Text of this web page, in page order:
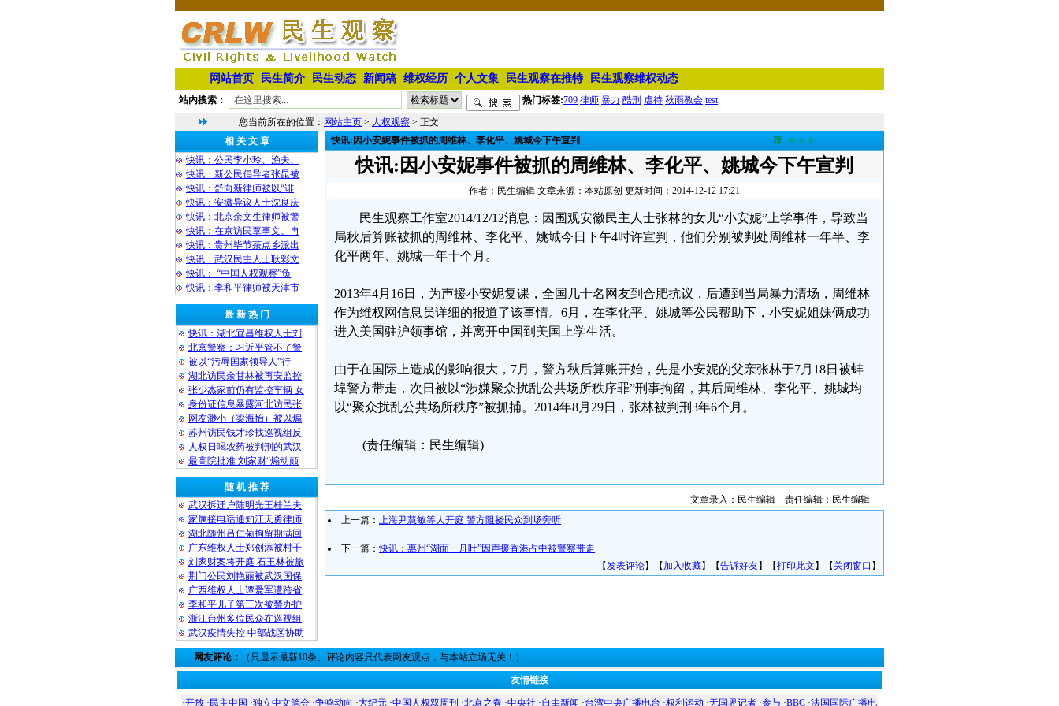
网站首页 民生简介 民生动态 新闻稿 维权经历 个人文集 民生观察在推特 民生观察维权动态
站内搜索： 热门标签:709 律师 暴力 酷刑 虐待 秋雨教会 test
您当前所在的位置： 网站主页 > 人权观察 > 正文
相 关 文 章
快讯：公民李小玲、渔夫、
快讯：新公民倡导者张昆被
快讯：舒向新律师被以“诽
快讯：安徽异议人士沈良庆
快讯：北京余文生律师被警
快讯：在京访民覃事文、冉
快讯：贵州毕节茶点乡派出
快讯：武汉民主人士耿彩文
快讯： “中国人权观察”负
快讯：李和平律师被天津市
最 新 热 门
快讯：湖北宜昌维权人士刘
北京警察：习近平管不了警
被以“污辱国家领导人”行
湖北访民余甘林被再安监控
张少杰家前仍有监控车辆 女
身份证信息暴露河北访民张
网友渺小（梁海怡）被以煽
苏州访民钱才珍找巡视组反
人权日喝农药被判刑的武汉
最高院批准 刘家财“煽动颠
随 机 推 荐
武汉拆迁户陈明光王桂兰夫
家属接电话通知江天勇律师
湖北随州吕仁菊拘留期满回
广东维权人士郑创添被村干
刘家财案将开庭 石玉林被旅
荆门公民刘艳丽被武汉国保
广西维权人士谭爱军遭跨省
李和平儿子第三次被禁办护
浙江台州多位民众在巡视组
武汉疫情失控 中部战区协助
快讯:因小安妮事件被抓的周维林、李化平、姚城今下午宣判 荐 ★★★
快讯:因小安妮事件被抓的周维林、李化平、姚城今下午宣判
作者：民生编辑 文章来源：本站原创 更新时间：2014-12-12 17:21
民生观察工作室2014/12/12消息：因围观安徽民主人士张林的女儿“小安妮”上学事件，导致当
局秋后算账被抓的周维林、李化平、姚城今日下午4时许宣判，他们分别被判处周维林一年半、李
化平两年、姚城一年十个月。
2013年4月16日，为声援小安妮复课，全国几十名网友到合肥抗议，后遭到当局暴力清场，周维林
作为维权网信息员详细的报道了该事情。6月，在李化平、姚城等公民帮助下，小安妮姐妹俩成功
进入美国驻沪领事馆，并离开中国到美国上学生活。
由于在国际上造成的影响很大，7月，警方秋后算账开始，先是小安妮的父亲张林于7月18日被蚌
埠警方带走，次日被以“涉嫌聚众扰乱公共场所秩序罪”刑事拘留，其后周维林、李化平、姚城均
以“聚众扰乱公共场所秩序”被抓捕。2014年8月29日，张林被判刑3年6个月。
(责任编辑：民生编辑)
文章录入：民生编辑 责任编辑：民生编辑
上一篇： 上海尹慧敏等人开庭 警方阻挠民众到场旁听
下一篇：快讯：惠州“湖面一舟叶”因声援香港占中被警察带走
【发表评论】【加入收藏】【告诉好友】【打印此文 】【 关闭窗口 】
网友评论： （只显示最新10条。评论内容只代表网友观点，与本站立场无关！）
友情链接
·开放 · 民主中国 ·独立中文笔会 ·争鸣动向 ·大纪元 ·中国人权双周刊 ·北京之春 ·中央社 ·自由新闻 ·台湾中央广播电台 ·权利运动 ·无国界记者 ·参与 ·BBC ·法国国际广播电